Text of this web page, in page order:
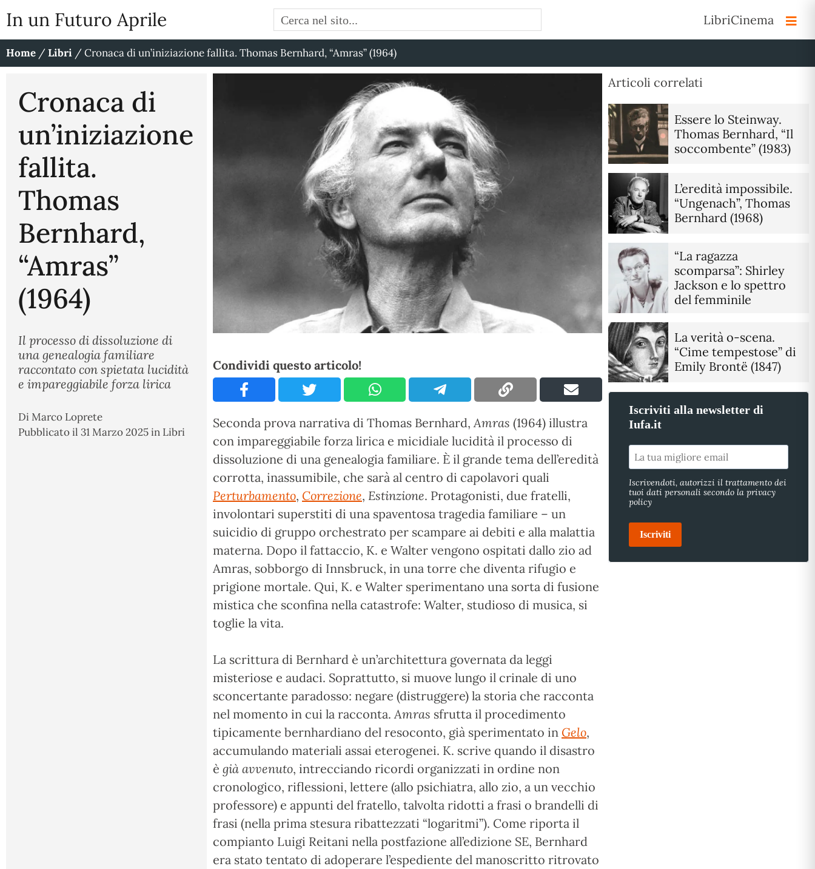
In un Futuro Aprile LibriCinema
Home /Libri /Cronaca di un’iniziazione fallita. Thomas Bernhard, “Amras” (1964)
Cronaca di
un’iniziazione
fallita.
Thomas
Bernhard,
“Amras”
(1964)
Il processo di dissoluzione di
una genealogia familiare
raccontato con spietata lucidità
e impareggiabile forza lirica
DiMarco Loprete
Pubblicato il 31 Marzo 2025in Libri
Condividi questo articolo!
Seconda prova narrativa di Thomas Bernhard,Amras (1964) illustra
con impareggiabile forza lirica e micidiale lucidità il processo di
dissoluzione di una genealogia familiare. È il grande tema dell’eredità
corrotta, inassumibile, che sarà al centro di capolavori quali
Perturbamento, Correzione, Estinzione. Protagonisti, due fratelli,
involontari superstiti di una spaventosa tragedia familiare – un
suicidio di gruppo orchestrato per scampare ai debiti e alla malattia
materna. Dopo il fattaccio, K. e Walter vengono ospitati dallo zio ad
Amras, sobborgo di Innsbruck, in una torre che diventa rifugio e
prigione mortale. Qui, K. e Walter sperimentano una sorta di fusione
mistica che sconfina nella catastrofe: Walter, studioso di musica, si
toglie la vita.
La scrittura di Bernhard è un’architettura governata da leggi
misteriose e audaci. Soprattutto, si muove lungo il crinale di uno
sconcertante paradosso: negare (distruggere) la storia che racconta
nel momento in cui la racconta.Amras sfrutta il procedimento
tipicamente bernhardiano del resoconto, già sperimentato in Gelo,
accumulando materiali assai eterogenei. K. scrive quando il disastro
è già avvenuto, intrecciando ricordi organizzati in ordine non
cronologico, riflessioni, lettere (allo psichiatra, allo zio, a un vecchio
professore) e appunti del fratello, talvolta ridotti a frasi o brandelli di
frasi (nella prima stesura ribattezzati “logaritmi”). Come riporta il
compianto Luigi Reitani nella postfazione all’edizione SE, Bernhard
era stato tentato di adoperare l’espediente del manoscritto ritrovato
Articoli correlati
Essere lo Steinway.
Thomas Bernhard, “Il
soccombente” (1983)
L’eredità impossibile.
“Ungenach”, Thomas
Bernhard (1968)
“La ragazza
scomparsa”: Shirley
Jackson e lo spettro
del femminile
La verità o-scena.
“Cime tempestose” di
Emily Brontë (1847)
Iscriviti alla newsletter di
Iufa.it
Iscrivendoti, autorizzi il trattamento dei
tuoi dati personali secondo la privacy
policy
Iscriviti